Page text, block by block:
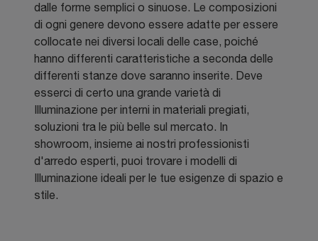
dalle forme semplici o sinuose. Le composizioni
di ogni genere devono essere adatte per essere
collocate nei diversi locali delle case, poiché
hanno differenti caratteristiche a seconda delle
differenti stanze dove saranno inserite. Deve
esserci di certo una grande varietà di
Illuminazione per interni in materiali pregiati,
soluzioni tra le più belle sul mercato. In
showroom, insieme ai nostri professionisti
d'arredo esperti, puoi trovare i modelli di
Illuminazione ideali per le tue esigenze di spazio e
stile.